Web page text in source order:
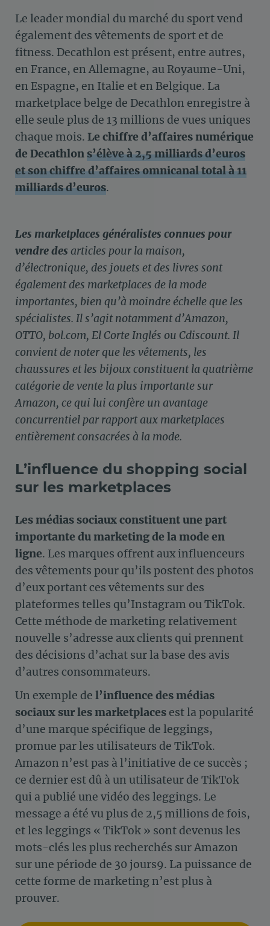
Le leader mondial du marché du sport vend
également des vêtements de sport et de
fitness. Decathlon est présent, entre autres,
en France, en Allemagne, au Royaume-Uni,
en Espagne, en Italie et en Belgique. La
marketplace belge de Decathlon enregistre à
elle seule plus de 13 millions de vues uniques
chaque mois. Le chiffre d’affaires numérique
de Decathlons’élève à 2,5 milliards d’euros
et son chiffre d’affaires omnicanal total à 11
milliards d’euros.
Les marketplaces généralistes connues pour
vendre des articles pour la maison,
d’électronique, des jouets et des livres sont
également des marketplaces de la mode
importantes, bien qu’à moindre échelle que les
spécialistes. Il s’agit notamment d’Amazon,
OTTO, bol.com, El Corte Inglés ou Cdiscount. Il
convient de noter que les vêtements, les
chaussures et les bijoux constituent la quatrième
catégorie de vente la plus importante sur
Amazon, ce qui lui confère un avantage
concurrentiel par rapport aux marketplaces
entièrement consacrées à la mode.
L’influence du shopping social
sur les marketplaces
Les médias sociaux constituent une part
importante du marketing de la mode en
ligne. Les marques offrent aux influenceurs
des vêtements pour qu’ils postent des photos
d’eux portant ces vêtements sur des
plateformes telles qu’Instagram ou TikTok.
Cette méthode de marketing relativement
nouvelle s’adresse aux clients qui prennent
des décisions d’achat sur la base des avis
d’autres consommateurs.
Un exemple de l’influence des médias
sociaux sur les marketplaces est la popularité
d’une marque spécifique de leggings,
promue par les utilisateurs de TikTok.
Amazon n’est pas à l’initiative de ce succès ;
ce dernier est dû à un utilisateur de TikTok
qui a publié une vidéo des leggings. Le
message a été vu plus de 2,5 millions de fois,
et les leggings « TikTok » sont devenus les
mots-clés les plus recherchés sur Amazon
sur une période de 30 jours9. La puissance de
cette forme de marketing n’est plus à
prouver.